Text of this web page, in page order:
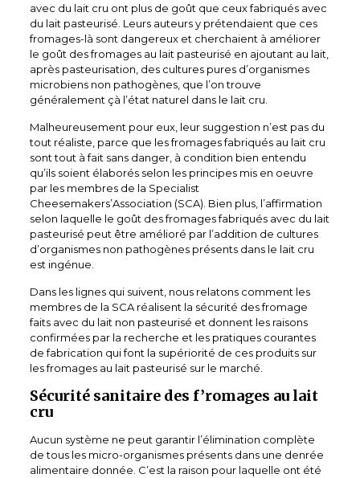
avec du lait cru ont plus de goût que ceux fabriqués avec
du lait pasteurisé. Leurs auteurs y prétendaient que ces
fromages-là sont dangereux et cherchaient à améliorer
le goût des fromages au lait pasteurisé en ajoutant au lait,
après pasteurisation, des cultures pures d’organismes
microbiens non pathogènes, que l’on trouve
généralement çà l’état naturel dans le lait cru.
Malheureusement pour eux, leur suggestion n’est pas du
tout réaliste, parce que les fromages fabriqués au lait cru
sont tout à fait sans danger, à condition bien entendu
qu’ils soient élaborés selon les principes mis en oeuvre
par les membres de la Specialist
Cheesemakers’Association (SCA). Bien plus, l’affirmation
selon laquelle le goût des fromages fabriqués avec du lait
pasteurisé peut être amélioré par l’addition de cultures
d’organismes non pathogènes présents dans le lait cru
est ingénue.
Dans les lignes qui suivent, nous relatons comment les
membres de la SCA réalisent la sécurité des fromage
faits avec du lait non pasteurisé et donnent les raisons
confirmées par la recherche et les pratiques courantes
de fabrication qui font la supériorité de ces produits sur
les fromages au lait pasteurisé sur le marché.
Sécurité sanitaire des f’romages au lait
cru
Aucun système ne peut garantir l’élimination complète
de tous les micro-organismes présents dans une denrée
alimentaire donnée. C’est la raison pour laquelle ont été